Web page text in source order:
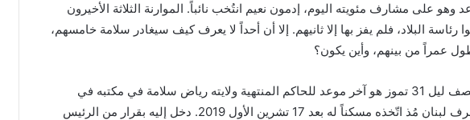
وهو على مشارف مئويته اليوم، إدمون نعيم انتُخب نائباً. الموارنة الثلاثة الأخيرون
رئاسة البلاد، فلم يفز بها إلا ثانيهم. إلا أن أحداً لا يعرف كيف سيغادر سلامة خامسهم،
عمراً من بينهم، وأين يكون؟
منتصف ليل 31 تموز هو آخر موعد للحاكم المنتهية ولايته رياض سلامة في مكتبه في
مصرف لبنان مُذ اتّخذه مسكناً له بعد 17 تشرين الأول 2019. دخل إليه بقرار من الرئيس